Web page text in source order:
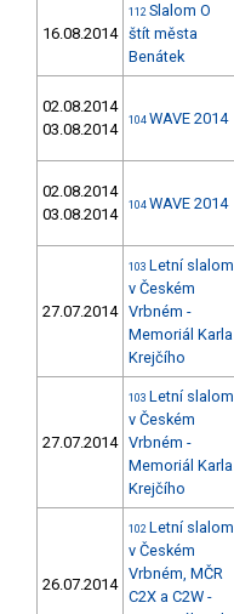
16.08.2014
112 Slalom O
štít města
Benátek
02.08.2014
03.08.2014
104 WAVE 2014
02.08.2014
03.08.2014
104 WAVE 2014
27.07.2014
103 Letní slalom
v Českém
Vrbném -
Memoriál Karla
Krejčího
27.07.2014
103 Letní slalom
v Českém
Vrbném -
Memoriál Karla
Krejčího
26.07.2014
102 Letní slalom
v Českém
Vrbném, MČR
C2X a C2W -